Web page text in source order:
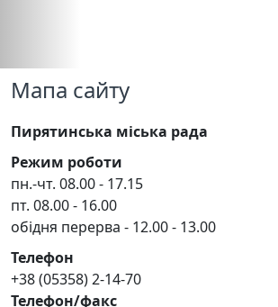
Мапа сайту
Пирятинська міська рада
Режим роботи
пн.-чт. 08.00 - 17.15
пт. 08.00 - 16.00
обідня перерва - 12.00 - 13.00
Телефон
+38 (05358) 2-14-70
Телефон/факс